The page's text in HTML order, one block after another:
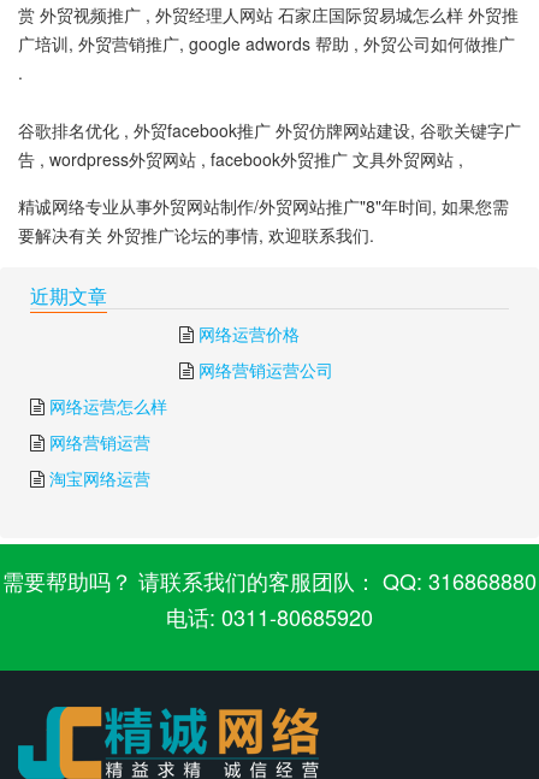
赏 外贸视频推广 , 外贸经理人网站 石家庄国际贸易城怎么样 外贸推
广培训, 外贸营销推广, google adwords 帮助 , 外贸公司如何做推广
.
谷歌排名优化 , 外贸facebook推广 外贸仿牌网站建设, 谷歌关键字广
告 , wordpress外贸网站 , facebook外贸推广 文具外贸网站 ,
精诚网络专业从事外贸网站制作/外贸网站推广"8"年时间, 如果您需
要解决有关 外贸推广论坛的事情, 欢迎联系我们.
近期文章
网络运营价格
网络营销运营公司
网络运营怎么样
网络营销运营
淘宝网络运营
需要帮助吗？ 请联系我们的客服团队： QQ: 316868880
电话: 0311-80685920